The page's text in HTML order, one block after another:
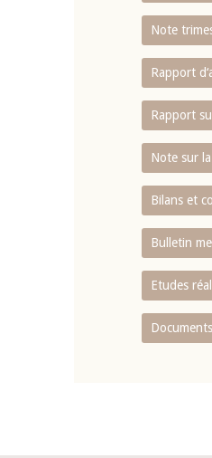
Note
Rapport
Rapport
Note sur
Bilans et
Bulletin
Etudes